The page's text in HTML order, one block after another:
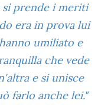
prende i meriti
era in prova lui
umiliato e
che vede
e si unisce
farlo anche lei."